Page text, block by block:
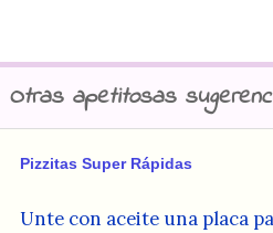
Otras apetitosas
Pizzitas Super Rápidas
Unte con aceite una placa